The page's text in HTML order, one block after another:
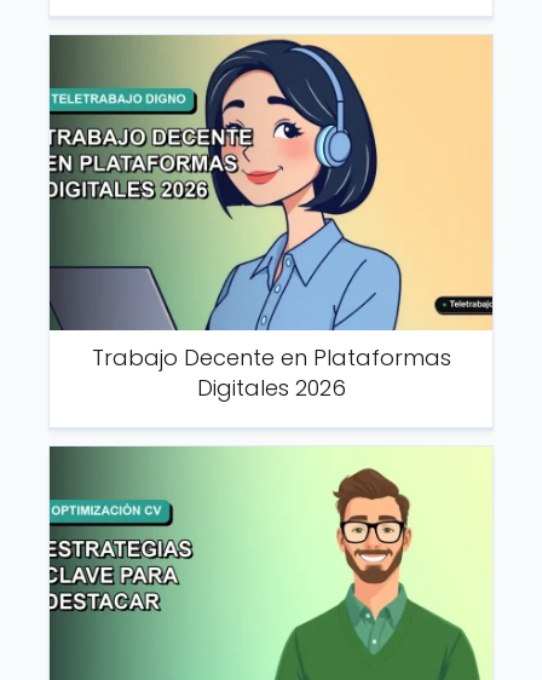
Trabajo Decente en Plataformas
Digitales 2026